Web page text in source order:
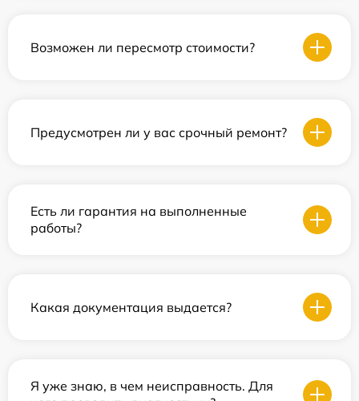
Возможен ли пересмотр стоимости?
Предусмотрен ли у вас срочный ремонт?
Есть ли гарантия на выполненные
работы?
Какая документация выдается?
Я уже знаю, в чем неисправность. Для